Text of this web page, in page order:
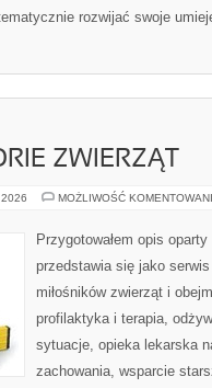
rozwijać swoje
ZWIERZĄT
MOŻLIWOŚĆ
Przygotowałem opis
przedstawia się jako
miłośników zwierząt i
profilaktyka i terapia,
sytuacje, opieka lekarska
zachowania, wsparcie